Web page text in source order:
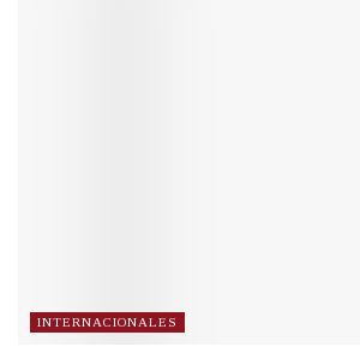
INTERNACIONALES